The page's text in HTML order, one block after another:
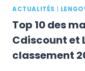
ACTUALITÉS
Top 10 des
Cdiscount et
classement